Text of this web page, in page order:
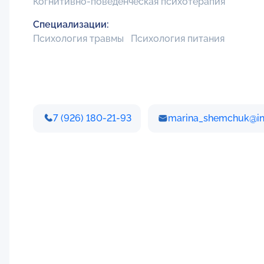
Специализации:
Психология травмы
Психология питания
7 (926) 180-21-93